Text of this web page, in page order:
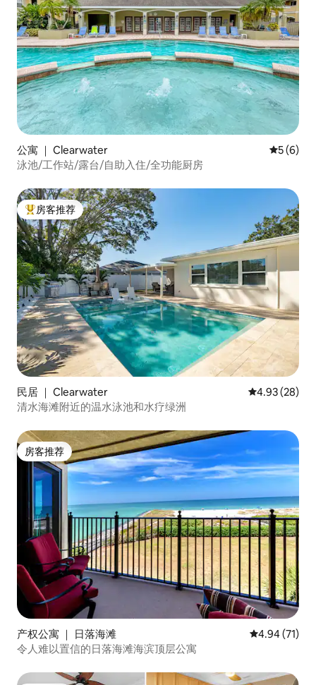
公寓 ｜ Clearwater 平均评分
5 (6)
泳池/工作站/露台/自助入住/全功能厨房
热门「房客推荐」
房客推荐
民居 ｜ Clearwater 平均评分
4.93 (28)
清水海滩附近的温水泳池和水疗绿洲
房客推荐
房客推荐
产权公寓 ｜ 日落海滩 平均评分
4.94 (71)
令人难以置信的日落海滩海滨顶层公寓